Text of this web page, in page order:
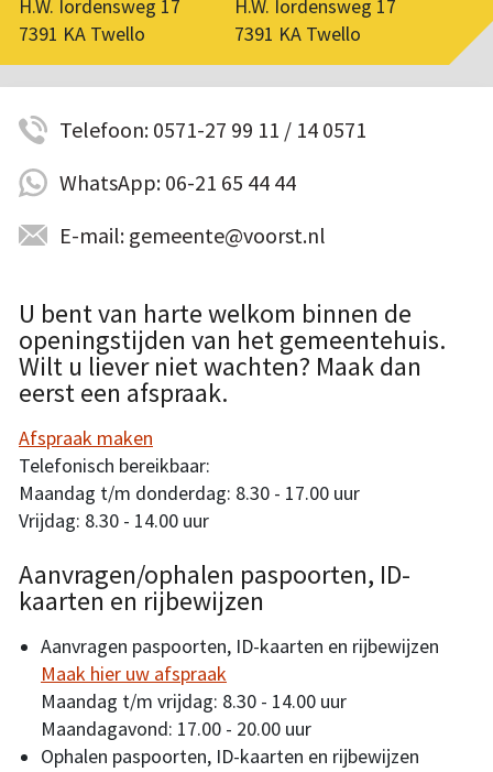
H.W. Iordensweg 17
7391 KA Twello
H.W. Iordensweg 17
7391 KA Twello
Telefoon: 0571-27 99 11 / 14 0571
WhatsApp: 06-21 65 44 44
E-mail: gemeente@voorst.nl
U bent van harte welkom binnen de
openingstijden van het gemeentehuis.
Wilt u liever niet wachten? Maak dan
eerst een afspraak.
Afspraak maken
Telefonisch bereikbaar:
Maandag t/m donderdag: 8.30 - 17.00 uur
Vrijdag: 8.30 - 14.00 uur
Aanvragen/ophalen paspoorten, ID-
kaarten en rijbewijzen
Aanvragen paspoorten, ID-kaarten en rijbewijzen
Maak hier uw afspraak
Maandag t/m vrijdag: 8.30 - 14.00 uur
Maandagavond: 17.00 - 20.00 uur
Ophalen paspoorten, ID-kaarten en rijbewijzen